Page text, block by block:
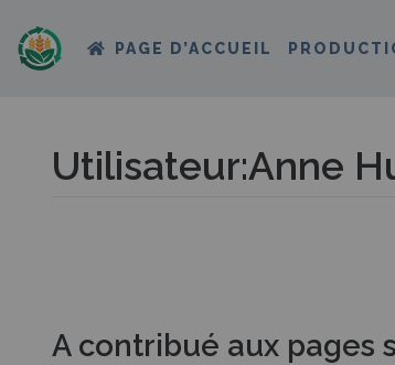
PAGE D’ACCUEIL
Utilisateur:Anne
A contribué aux pages